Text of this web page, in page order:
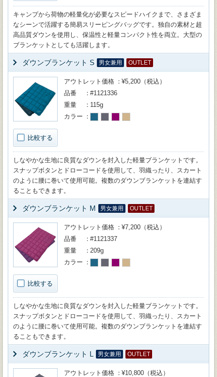
キャンプから荷物の軽量化が必要なスピードハイクまで、さまざま
なシーンで活躍する簡易スリーピングバッグです。独自の素材と超
高品質ダウンを使用し、保温性と軽量コンパクト性を両立。大型の
ブランケットとしても活躍します。
ダウンブランケット S 男女兼用 OUTLET
比較する
アウトレット価格
¥5,200（税込）
品番
#1121336
重量
115g
カラー
しなやかな生地に良質なダウンを封入した軽量ブランケットです。
スナップボタンとドローコードを使用して、羽織ったり、スカート
のように腰に巻いて使用可能。複数のダウンブランケットを連結す
ることもできます。
ダウンブランケット M 男女兼用 OUTLET
比較する
アウトレット価格
¥7,200（税込）
品番
#1121337
重量
209g
カラー
しなやかな生地に良質なダウンを封入した軽量ブランケットです。
スナップボタンとドローコードを使用して、羽織ったり、スカート
のように腰に巻いて使用可能。複数のダウンブランケットを連結す
ることもできます。
ダウンブランケット L 男女兼用 OUTLET
アウトレット価格
¥10,800（税込）